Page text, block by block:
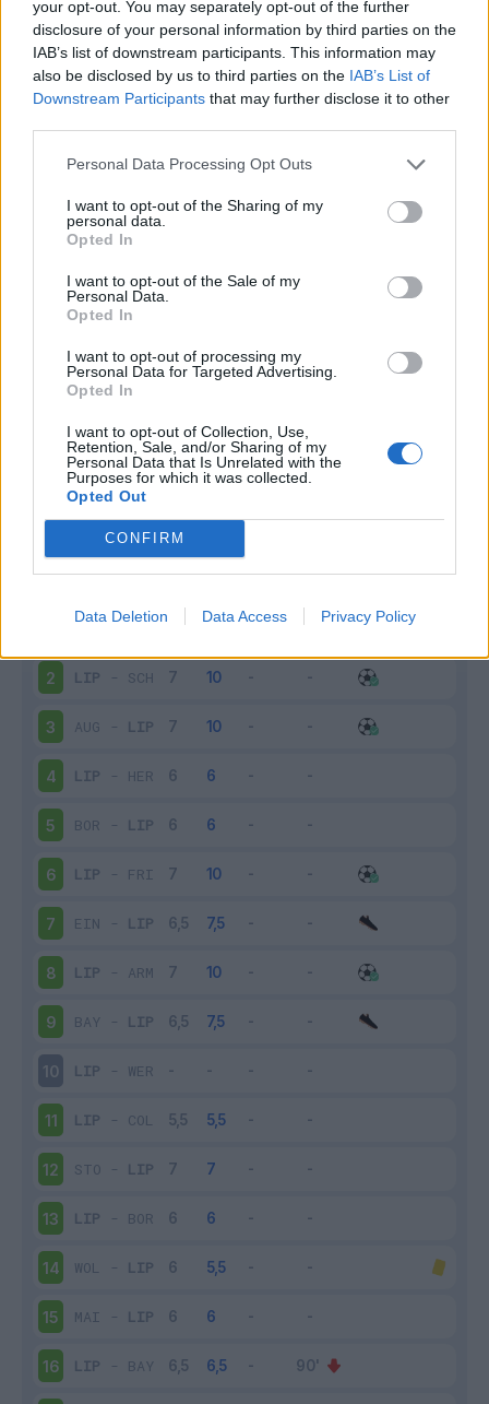
your opt-out. You may separately opt-out of the further
disclosure of your personal information by third parties on the
IAB’s list of downstream participants. This information may
also be disclosed by us to third parties on the IAB’s List of
Downstream Participants that may further disclose it to other
Personal Data Processing Opt Outs
I want to opt-out of the Sharing of my
personal data.
Opted In
I want to opt-out of the Sale of my
Personal Data.
Opted In
I want to opt-out of processing my
Personal Data for Targeted Advertising.
Opted In
I want to opt-out of Collection, Use,
Retention, Sale, and/or Sharing of my
Personal Data that Is Unrelated with the
Purposes for which it was collected.
Opted Out
CONFIRM
Data Deletion Data Access Privacy Policy
Classic Mantra
Riepilogo stagione
1 - 3%
Infortunato 0 - 0%
Scarica riepilogo
stagionale
Scarica
BAY-LIP
2 LIP - SCH
3 AUG - LIP
4 LIP - HER
5 BOR - LIP
6 LIP - FRI
7 EIN - LIP
8 LIP - ARM
9 BAY - LIP
10 LIP - WER
11 LIP - COL
12 STO - LIP
13 LIP - BOR
14 WOL - LIP
15 MAI - LIP
16 LIP - BAY